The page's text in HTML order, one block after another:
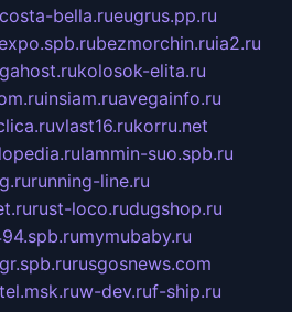
costa-bella.rueugrus.pp.ru
bezmorchin.ruia2.ru
kolosok-elita.ru
insiam.ruavegainfo.ru
vlast16.rukorru.net
lammin-suo.spb.ru
running-line.ru
rust-loco.rudugshop.ru
mymubaby.ru
rusgosnews.com
w-dev.ruf-ship.ru